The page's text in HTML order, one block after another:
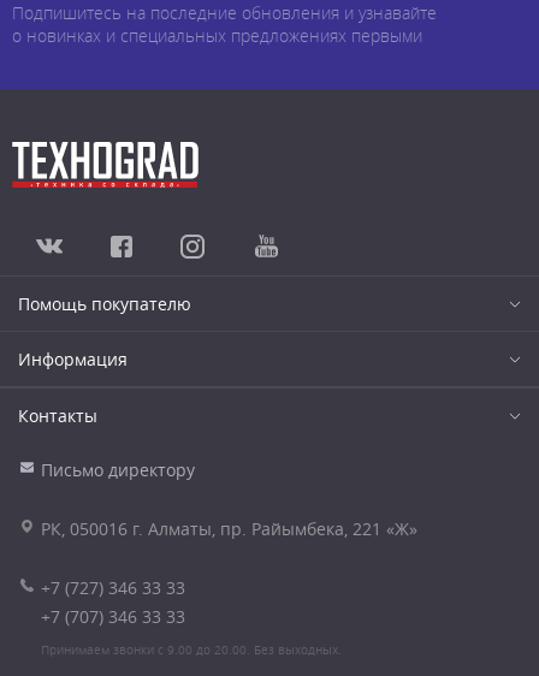
Подпишитесь на последние обновления и узнавайте
о новинках и специальных предложениях первыми
Помощь покупателю
Информация
Контакты
Письмо директору
РК, 050016 г. Алматы, пр. Райымбека, 221 «Ж»
+7 (727) 346 33 33
+7 (707) 346 33 33
Принимаем звонки с 9.00 до 20.00. Без выходных.